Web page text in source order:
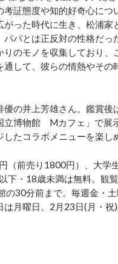
考証態度や知的好奇心につ
った時代に生き、松浦家
パパとは正反対の性格だっ
りのモノを収集しており、
通して、彼らの情熱やその
の井上芳雄さん。鑑賞
立博物館 Mカフェ」で展
たコラボメニューを楽し
（前売り1800円）、大学
下・18歳未満は無料。観
の30分前まで。毎週金・
は月曜日。2月23日(月・